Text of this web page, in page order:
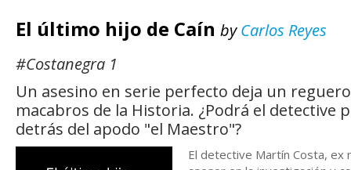
El último hijo de Caín byCarlos Reyes
#Costanegra 1
Un asesino en serie perfecto deja un
macabros de la Historia. ¿Podrá el
detrás del apodo "el Maestro"?
El detective Martín Costa, ex